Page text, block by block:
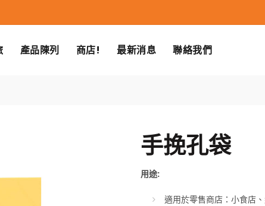
產品陳列 商店! 最新消息 聯絡我們
手挽孔袋
用途:
適用於零售商店：小食店